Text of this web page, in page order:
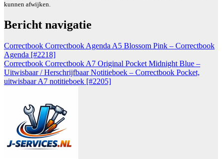
kunnen afwijken.
Bericht navigatie
Correctbook Correctbook Agenda A5 Blossom Pink – Correctbook
Agenda [#2218]
Correctbook Correctbook A7 Original Pocket Midnight Blue –
Uitwisbaar / Herschrijfbaar Notitieboek – Correctbook Pocket,
uitwisbaar A7 notitieboek [#2205]